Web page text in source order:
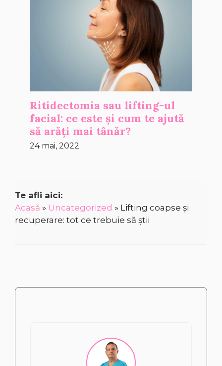
Ritidectomia sau lifting-ul
facial: ce este și cum te ajută
să arăți mai tânăr?
24 mai, 2022
Te afli aici:
Acasă » Uncategorized » Lifting coapse și
recuperare: tot ce trebuie să știi